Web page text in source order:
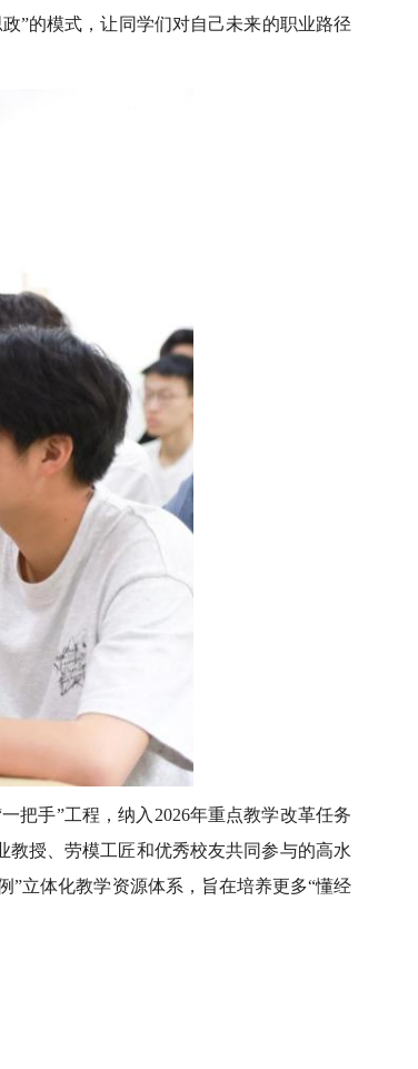
”的模式，让同学们对自己未来的职业路径
把手”工程，纳入2026年重点教学改革任务
授、劳模工匠和优秀校友共同参与的高水
”立体化教学资源体系，旨在培养更多“懂经